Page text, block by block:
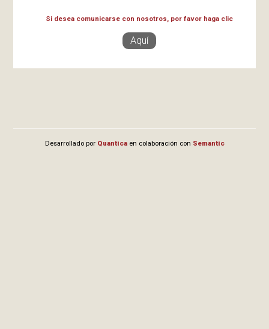
Si desea comunicarse con nosotros, por favor haga clic
Aquí
Desarrollado por Quanticaen colaboración con Semantic